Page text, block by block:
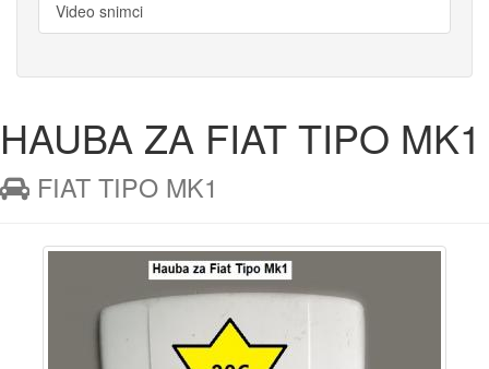
Video snimci
HAUBA ZA FIAT TIPO MK1
FIAT TIPO MK1